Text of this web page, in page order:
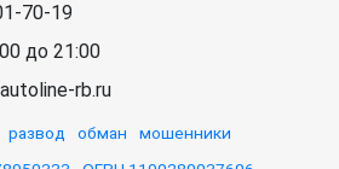
70-19
до 21:00
autoline-rb.ru
развод обман
мошенники